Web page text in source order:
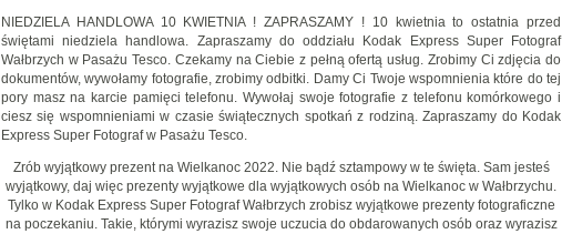
NIEDZIELA HANDLOWA 10 KWIETNIA ! ZAPRASZAMY ! 10 kwietnia to ostatnia przed
świętami niedziela handlowa. Zapraszamy do oddziału Kodak Express Super Fotograf
Wałbrzych w Pasażu Tesco. Czekamy na Ciebie z pełną ofertą usług. Zrobimy Ci zdjęcia do
dokumentów, wywołamy fotografie, zrobimy odbitki. Damy Ci Twoje wspomnienia które do tej
pory masz na karcie pamięci telefonu. Wywołaj swoje fotografie z telefonu komórkowego i
ciesz się wspomnieniami w czasie świątecznych spotkań z rodziną. Zapraszamy do Kodak
Express Super Fotograf w Pasażu Tesco.
Zrób wyjątkowy prezent na Wielkanoc 2022. Nie bądź sztampowy w te święta. Sam jesteś
wyjątkowy, daj więc prezenty wyjątkowe dla wyjątkowych osób na Wielkanoc w Wałbrzychu.
Tylko w Kodak Express Super Fotograf Wałbrzych zrobisz wyjątkowe prezenty fotograficzne
na poczekaniu. Takie, którymi wyrazisz swoje uczucia do obdarowanych osób oraz wyrazisz